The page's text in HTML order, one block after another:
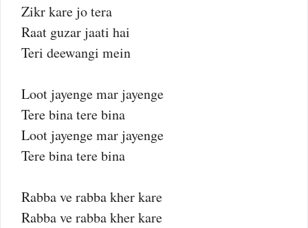
Zikr kare jo tera
Raat guzar jaati hai
Teri deewangi mein
Loot jayenge mar jayenge
Tere bina tere bina
Loot jayenge mar jayenge
Tere bina tere bina
Rabba ve rabba kher kare
Rabba ve rabba kher kare